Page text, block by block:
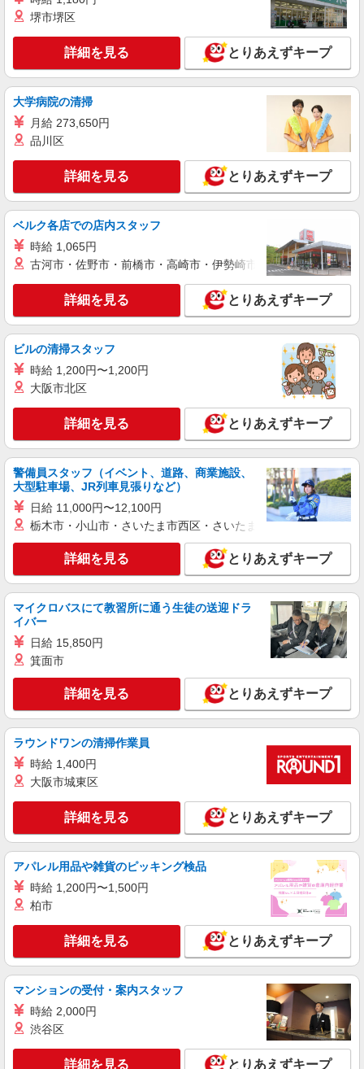
紹介予定派遣
株式会社シエロ
人気機種に詳しくなれる携帯販売【au】
月給273200円 ※研修期間6か月・時給1550
円〜 ※残業代支給 ★交通費別途支給（規定あり）
゜+゜・。○。・゜+゜・。○。・゜+゜ 入社祝い金
ティブ支給(規定有) ゜・。○。・゜+゜・。
詳細を見る
紹介予定派遣
【Y!mobile】人気機種に詳しくなれる携帯販
売
時給1400円〜 ※残業代支給 ★交通費別途支給
（規定あり） ゜+゜・。○。・゜+゜・。○。・゜
+゜ 入社祝い金10万円支給(規定有) お友達を紹介
頂くと, インセンティブ支給(規定有) ★月2回払
い・週払い可能（規程有）★ ゜・。○。・゜
+゜・。○。・゜+゜
三重県四日市市のY!mobileショップ
キープ 詳細を見る
紹介予定派遣
株式会社シエロ
時給1600円〜 ※別途インセンティブ、職能評
価制度あり ※残業代支給 ★交通費別途支給（規定
あり） ゜+゜・。○。・゜+゜・。○。・゜+゜ 入
社祝い金10万円支給(規定有) お友達を紹介頂くと,
インセンティブ支給(規定有) ★月2回払い・週払い
可能（規程有）★ ゜・。○。・゜+゜・。○。・゜
+゜
三重県四日市市の家電量販店
キープ 詳細を見る
派遣社員
【UQモバイル】の店舗スタッフ
時給1400円〜 ※別途インセンティブ制度あり
※残業代支給 ★交通費全額支給 ゜+゜・。
○。・゜+゜・。○。・゜+゜ 入社祝い金10万円支
゜・。○。・゜+゜・。○。・゜+゜
詳細を見る
紹介予定派遣
株式会社シエロ
【Y!mobile】の携帯販売スタッフ
時給1400円〜 ※残業代支給 ★交通費別途支給
い・週払い可能（規程有）★ ゜・。○。・゜
+゜・。○。・゜+゜
三重県四日市市のY!mobileショップ
キープ 詳細を見る
株式会社シエロ
スマホ携帯販売【エーユー】
月給273200円〜 ※残業手当別途支給 ※研修期
間6か月・時給1550円〜 ★交通費別途支給（規定
あり） ゜+゜・。○。・゜+゜・。○。・゜+゜ 入
社祝い金10万円支給(規定有) お友達を紹介頂くと,
インセンティブ支給(規定有) ゜・。○。・゜
+゜・。○。・゜+゜
三重県四日市市の家電量販店
キープ 詳細を見る
派遣社員
株式会社シエロ
【ソフトバンク】の店舗スタッフ
堺市堺区
詳細を見る とりあえずキープ
大学病院の清掃
月給 273,650円
品川区
詳細を見る とりあえずキープ
ベルク各店での店内スタッフ
時給 1,065円
古河市・佐野市・前橋市・高崎市・伊勢崎市・太田市・館林市
詳細を見る とりあえずキープ
ビルの清掃スタッフ
時給 1,200円〜1,200円
大阪市北区
詳細を見る とりあえずキープ
警備員スタッフ（イベント、道路、商業施設、
大型駐車場、JR列車見張りなど）
日給 11,000円〜12,100円
栃木市・小山市・さいたま市西区・さいたま市岩槻区・久喜市・
詳細を見る とりあえずキープ
マイクロバスにて教習所に通う生徒の送迎ドラ
イバー
日給 15,850円
箕面市
詳細を見る とりあえずキープ
ラウンドワンの清掃作業員
時給 1,400円
大阪市城東区
詳細を見る とりあえずキープ
アパレル用品や雑貨のピッキング検品
時給 1,200円〜1,500円
柏市
詳細を見る とりあえずキープ
マンションの受付・案内スタッフ
時給 2,000円
渋谷区
詳細を見る とりあえずキープ